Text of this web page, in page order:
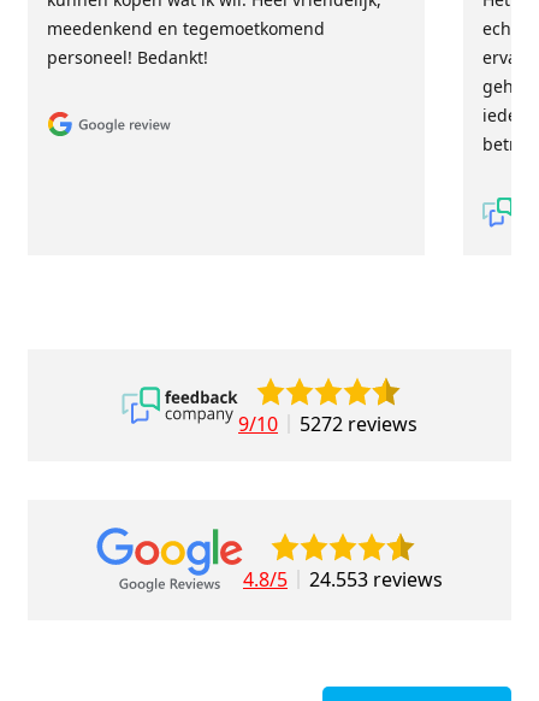
meedenkend en tegemoetkomend
personeel! Bedankt!
echt
9/10 5272 reviews
4.8/5 24.553 reviews